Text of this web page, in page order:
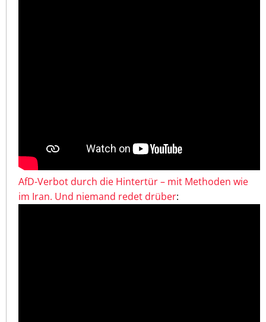
AfD-Verbot durch die Hintertür – mit Methoden wie
im Iran. Und niemand redet drüber: